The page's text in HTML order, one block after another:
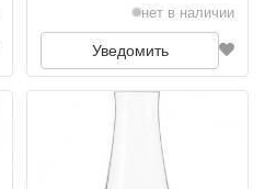
нет в наличии
Уведомить